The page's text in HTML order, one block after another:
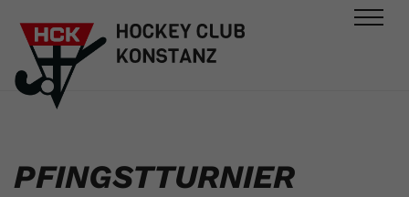
PFINGSTTURNIER